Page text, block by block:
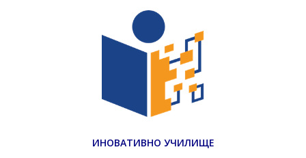
ИНОВАТИВНО УЧИЛИЩЕ